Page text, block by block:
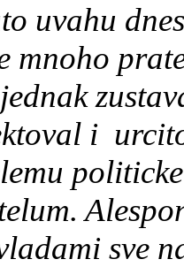
uvahu
mnoho
i
sve